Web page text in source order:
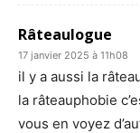
Râteaulogue
17 janvier 2025 à 11h08
il y a aussi la
la râteauphobie
vous en voyez